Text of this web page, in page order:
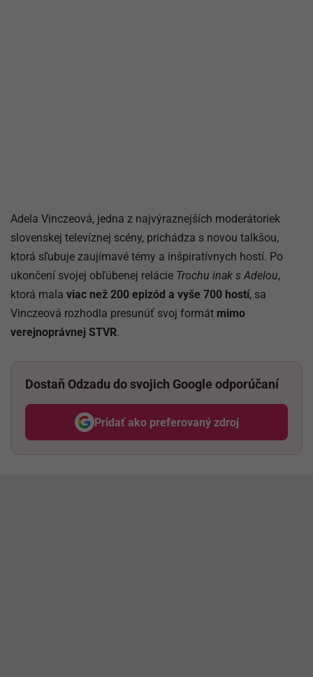
Adela Vinczeová, jedna z najvýraznejších moderátoriek
slovenskej televíznej scény, prichádza s novou talkšou,
ktorá sľubuje zaujímavé témy a inšpiratívnych hostí. Po
ukončení svojej obľúbenej relácie Trochu inak s Adelou,
ktorá mala viac než 200 epizód a vyše 700 hostí, sa
Vinczeová rozhodla presunúť svoj formát mimo
verejnoprávnej STVR.
Dostaň Odzadu do svojich Google odporúčaní
Pridať ako preferovaný zdroj
Odzadu, odkaz sa otvorí v